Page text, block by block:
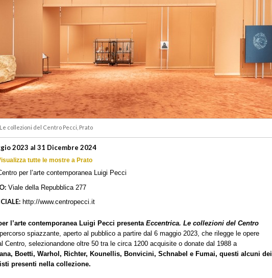
collezioni del Centro Pecci, Prato
2023 al 31 Dicembre 2024
tutte le mostre a Prato
per l’arte contemporanea Luigi Pecci
Viale della Repubblica 277
http://www.centropecci.it
l’arte contemporanea Luigi Pecci presenta Eccentrica. Le collezioni del Centro
spiazzante, aperto al pubblico a partire dal 6 maggio 2023, che rilegge le opere
Centro, selezionandone oltre 50 tra le circa 1200 acquisite o donate dal 1988 a
Boetti, Warhol, Richter, Kounellis, Bonvicini, Schnabel e Fumai, questi alcuni dei
presenti nella collezione.